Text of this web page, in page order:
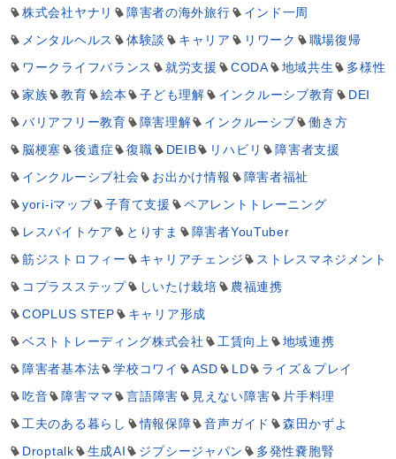
株式会社ヤナリ
障害者の海外旅行
インド一周
メンタルヘルス
体験談 キャリア リワーク
職場復帰
ワークライフバランス
就労支援 CODA 地域共生
多様性
家族
教育 絵本 子ども理解 インクルーシブ教育
DEI
バリアフリー教育
障害理解 インクルーシブ
働き方
脳梗塞
後遺症 復職 DEIB リハビリ
障害者支援
インクルーシブ社会
お出かけ情報
障害者福祉
yori-iマップ
子育て支援
ペアレントトレーニング
レスパイトケア
とりすま
障害者YouTuber
筋ジストロフィー
キャリアチェンジ
ストレスマネジメント
コプラスステップ
しいたけ栽培
農福連携
COPLUS STEP
キャリア形成
ベストトレーディング株式会社
工賃向上
地域連携
障害者基本法
学校コワイ ASD LD
ライズ＆プレイ
吃音
障害ママ 言語障害 見えない障害
片手料理
工夫のある暮らし
情報保障 音声ガイド
森田かずよ
Droptalk
生成AI ジプシージャパン
多発性嚢胞腎